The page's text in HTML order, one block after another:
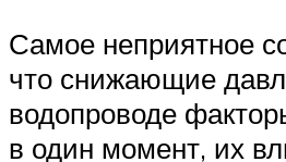
Самое неприятное
что снижающие
водопроводе
в один момент, их